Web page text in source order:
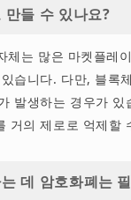
들 수 있나요?
체는 많은 마켓플레
습니다. 다만, 블록
발생하는 경우가
거의 제로로 억제할
데 암호화폐는